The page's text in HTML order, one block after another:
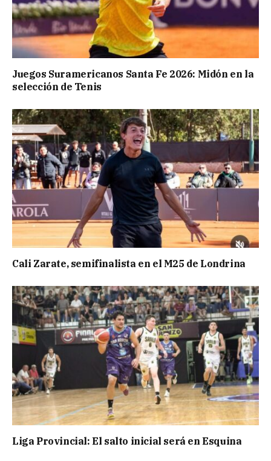
Juegos Suramericanos Santa Fe 2026: Midón en la
selección de Tenis
Cali Zarate, semifinalista en el M25 de Londrina
Liga Provincial: El salto inicial será en Esquina